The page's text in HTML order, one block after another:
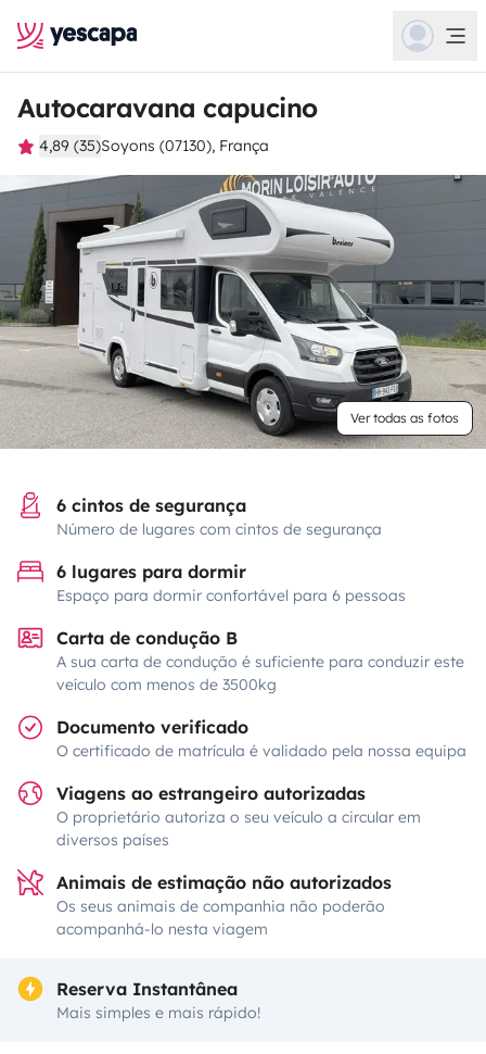
Autocaravana capucino
4,89 (35)Soyons (07130), França
Ver todas as fotos
6 cintos de segurança
Número de lugares com cintos de segurança
6 lugares para dormir
Espaço para dormir confortável para 6 pessoas
Carta de condução B
A sua carta de condução é suficiente para conduzir este
veículo com menos de 3500kg
Documento verificado
O certificado de matrícula é validado pela nossa equipa
Viagens ao estrangeiro autorizadas
O proprietário autoriza o seu veículo a circular em
diversos países
Animais de estimação não autorizados
Os seus animais de companhia não poderão
acompanhá-lo nesta viagem
Reserva Instantânea
Mais simples e mais rápido!